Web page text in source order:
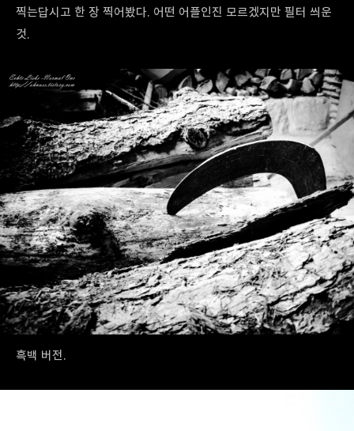
찍는답시고 한 장 찍어봤다. 어떤 어플인진 모르겠지만 필터 씌운
것.
흑백 버전.